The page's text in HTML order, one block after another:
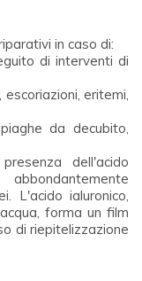
in caso di:
di interventi di
eritemi,
da decubito,
dell'acido
L'acido ialuronico,
forma un film
di riepitelizzazione